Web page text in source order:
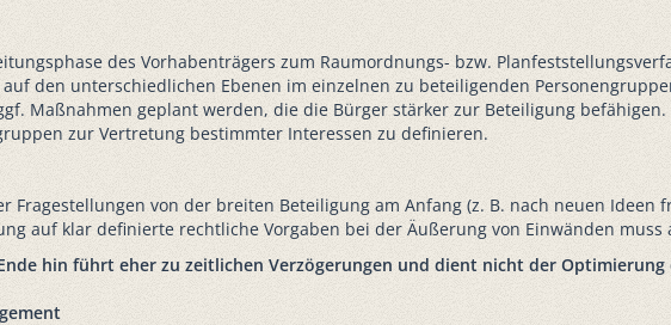
des Vorhabenträgers zum Raumordnungs- bzw.
den unterschiedlichen Ebenen im einzelnen zu beteiligenden
Maßnahmen geplant werden, die die Bürger stärker zur Beteiligung
zur Vertretung bestimmter Interessen zu definieren.
Fragestellungen von der breiten Beteiligung am Anfang (z. B. nach neuen
auf klar definierte rechtliche Vorgaben bei der Äußerung von Einwänden muss
hin führt eher zu zeitlichen Verzögerungen und dient nicht der